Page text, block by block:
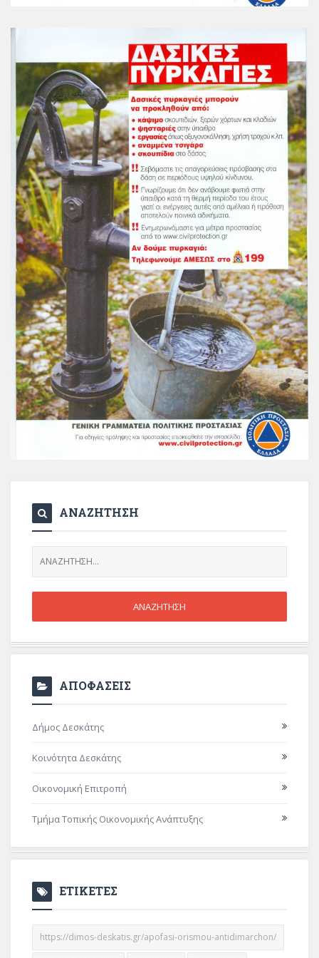
ΑΝΑΖΗΤΗΣΗ
ΑΠΟΦΑΣΕΙΣ
Δήμος Δεσκάτης
Κοινότητα Δεσκάτης
Οικονομική Επιτροπή
Τμήμα Τοπικής Οικονομικής Ανάπτυξης
ΕΤΙΚΕΤΕΣ
https://dimos-deskatis.gr/apofasi-orismou-antidimarchon/